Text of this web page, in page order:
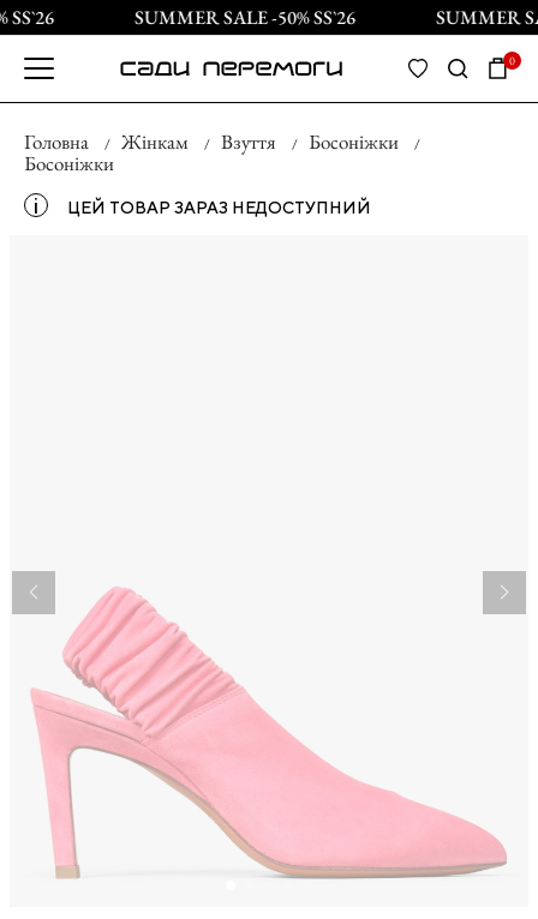
SUMMER SALE -50% SS`26 SUMMER
0
Головна Жінкам Взуття
Босоніжки
Босоніжки
і ЦЕЙ ТОВАР ЗАРАЗ НЕДОСТУПНИЙ